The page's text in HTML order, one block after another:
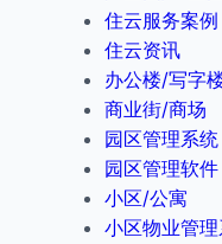
住云服务案例
住云资讯
办公楼/写字
商业街/商场
园区管理系统
园区管理软件
小区/公寓
小区物业管